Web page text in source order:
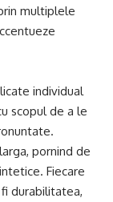
multiplele
individual
scopul de a le
pornind de
Fiecare
durabilitatea,